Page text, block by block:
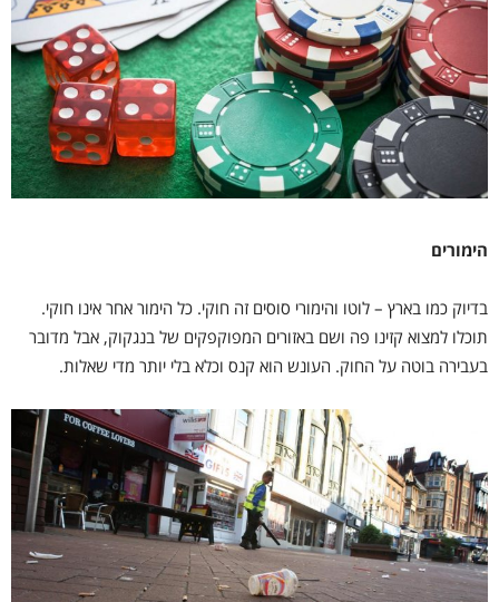
הימורים
בדיוק כמו בארץ – לוטו והימורי סוסים זה חוקי. כל הימור אחר אינו חוקי.
תוכלו למצוא קזינו פה ושם באזורים המפוקפקים של בנגקוק, אבל מדובר
בעבירה בוטה על החוק. העונש הוא קנס וכלא בלי יותר מדי שאלות.